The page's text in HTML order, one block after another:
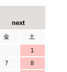
金
土
1
7
8